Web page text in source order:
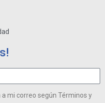
mi correo según Términos y